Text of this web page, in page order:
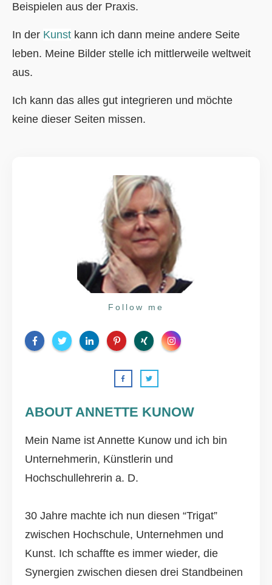
Beispielen aus der Praxis.
In der Kunst kann ich dann meine andere Seite
leben. Meine Bilder stelle ich mittlerweile weltweit
aus.
Ich kann das alles gut integrieren und möchte
keine dieser Seiten missen.
ABOUT ANNETTE KUNOW
Mein Name ist Annette Kunow und ich bin
Unternehmerin, Künstlerin und
Hochschullehrerin a. D.
30 Jahre machte ich nun diesen “Trigat”
zwischen Hochschule, Unternehmen und
Kunst. Ich schaffte es immer wieder, die
Synergien zwischen diesen drei Standbeinen
Follow me